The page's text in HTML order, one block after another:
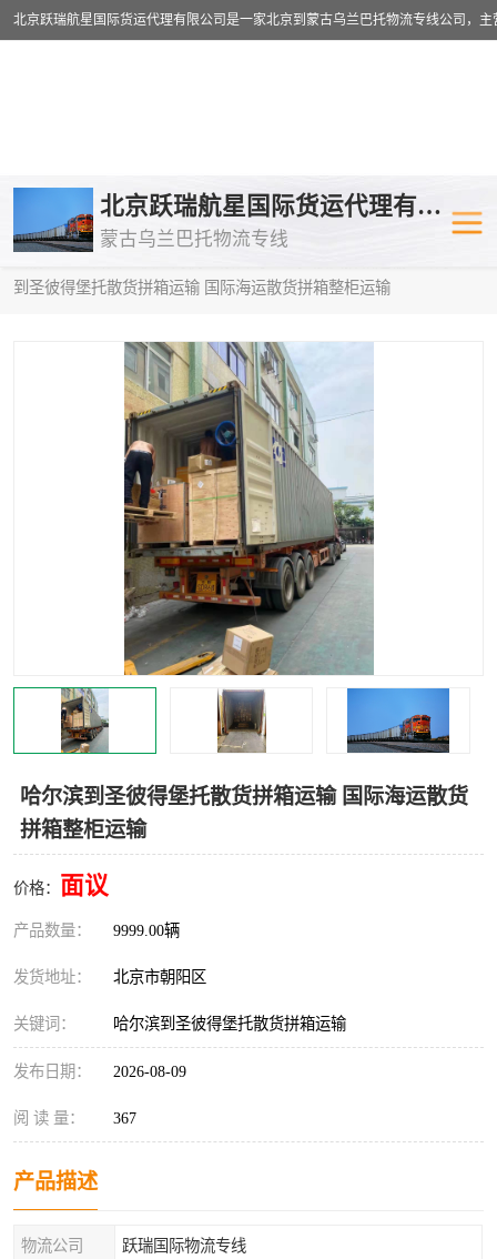
北京跃瑞航星国际货运代理有限公司
蒙古乌兰巴托物流专线
到圣彼得堡托散货拼箱运输 国际海运散货拼箱整柜运输
哈尔滨到圣彼得堡托散货拼箱运输 国际海运散货
拼箱整柜运输
价格： 面议
产品数量： 9999.00辆
发货地址： 北京市朝阳区
关键词： 哈尔滨到圣彼得堡托散货拼箱运输
发布日期： 2026-08-09
阅 读 量： 367
产品描述
物流公司 跃瑞国际物流专线
乌兰巴托物流专线 乌兰巴托铁
乌兰巴托公路运输
中欧班列 欧洲铁路运输
蒙古乌兰巴托双清包税
蒙古乌兰巴托空运专线
蒙古乌兰巴托汽运专线
中亚铁路运输